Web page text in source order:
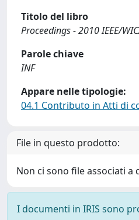
Titolo del libro
Proceedings - 2010 IEEE/
Parole chiave
INF
Appare nelle tipologie:
04.1 Contributo in Atti di
File in questo prodotto:
Non ci sono file associati
I documenti in IRIS sono